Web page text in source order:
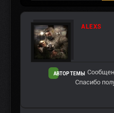
ALEXS
АВТОР ТЕМЫ
Спасибо